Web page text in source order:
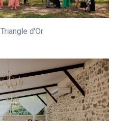
Triangle d'Or